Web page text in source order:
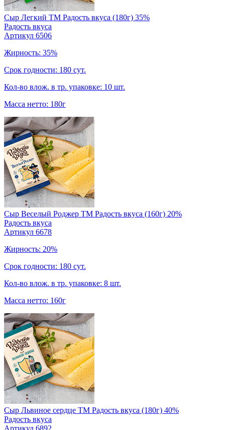
Сыр Легкий TM Радость вкуса (180г) 35%
Радость вкуса
Артикул 6506
Жирность: 35%
Срок годности: 180 сут.
Кол-во влож. в тр. упаковке: 10 шт.
Масса нетто: 180г
Сыр Веселый Роджер TM Радость вкуса (160г) 20%
Радость вкуса
Артикул 6678
Жирность: 20%
Срок годности: 180 сут.
Кол-во влож. в тр. упаковке: 8 шт.
Масса нетто: 160г
Сыр Львиное сердце TM Радость вкуса (180г) 40%
Радость вкуса
Артикул 6892